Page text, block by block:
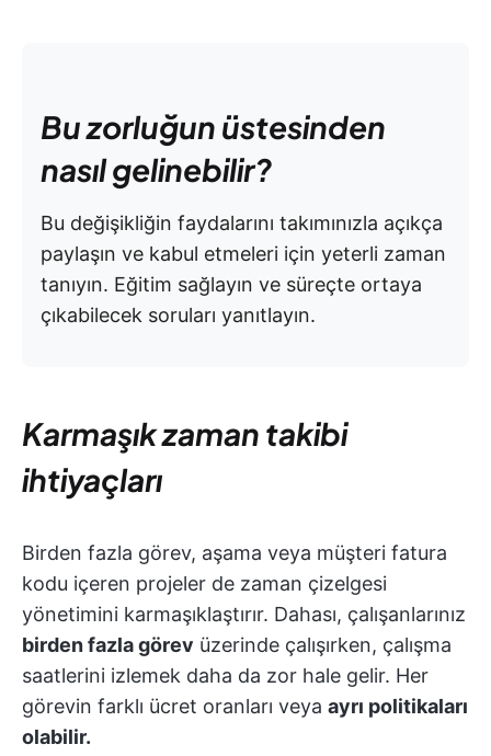
Bu zorluğun üstesinden
nasıl gelinebilir?
Bu değişikliğin faydalarını takımınızla açıkça
paylaşın ve kabul etmeleri için yeterli zaman
tanıyın. Eğitim sağlayın ve süreçte ortaya
çıkabilecek soruları yanıtlayın.
Karmaşık zaman takibi
ihtiyaçları
Birden fazla görev, aşama veya müşteri fatura
kodu içeren projeler de zaman çizelgesi
yönetimini karmaşıklaştırır. Dahası, çalışanlarınız
birden fazla görev üzerinde çalışırken, çalışma
saatlerini izlemek daha da zor hale gelir. Her
görevin farklı ücret oranları veya ayrı politikaları
olabilir.